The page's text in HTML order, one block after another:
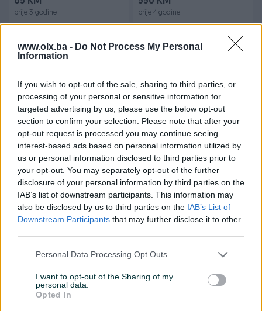
www.olx.ba - Do Not Process My Personal
Information
If you wish to opt-out of the sale, sharing to third parties, or
processing of your personal or sensitive information for
targeted advertising by us, please use the below opt-out
section to confirm your selection. Please note that after your
opt-out request is processed you may continue seeing
interest-based ads based on personal information utilized by
us or personal information disclosed to third parties prior to
your opt-out. You may separately opt-out of the further
disclosure of your personal information by third parties on the
IAB’s list of downstream participants. This information may
also be disclosed by us to third parties on the IAB’s List of
Downstream Participants that may further disclose it to other
Personal Data Processing Opt Outs
I want to opt-out of the Sharing of my
personal data.
Opted In
prije 3 godine prije 4 godine
MIKROMOTOR KAVO K-
CONTROL EWL 4965 plus
neispravan K11
600 KM
prije 4 godine
Iznajmljivanje
Stan Banja Luka Centar,
uključene sve režije
37 ㎡ Dvosoban (2)
450 KM
prije 5 godina
Intex kajak na naduvavanje